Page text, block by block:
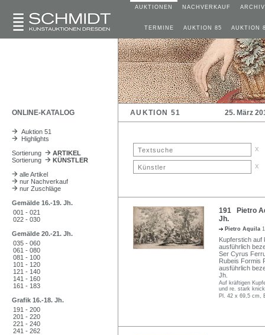
AUKTIONEN NACHVERKAUF ARCHIV
TERMINE AUKTION 85 AUKTION
ONLINE-KATALOG AUKTION 51 25. März
Auktion 51
Highlights
Sortierung
ARTIKEL
Sortierung
KÜNSTLER
alle Artikel
nur Nachverkauf
nur Zuschläge
Gemälde 16.-19. Jh.
001 - 021
022 - 030
Gemälde 20.-21. Jh.
035 - 060
061 - 080
081 - 100
101 - 120
121 - 140
141 - 160
161 - 183
Grafik 16.-18. Jh.
191 - 200
201 - 220
221 - 240
241 - 262
x
x
191 Pietro
Jh.
Pietro Aquila
Kupferstich auf
ausführlich
Ser Cyrus
Rubeis Formis
ausführlich
Jh.
Auf kräftigen
und re. stark
Pl. 42 x 69,5 cm,